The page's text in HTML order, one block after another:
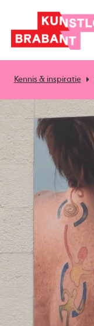
Kennis & inspiratie